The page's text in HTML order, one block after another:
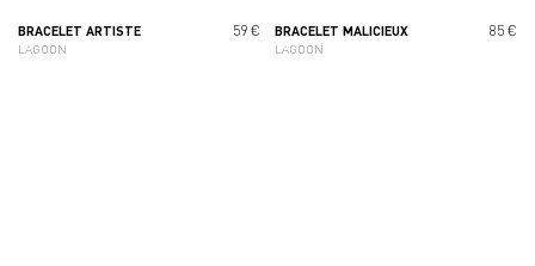
BRACELET ARTISTE
LAGOON
59 € BRACELET MALICIEUX
LAGOON
85 €